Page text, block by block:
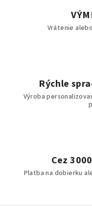
Vrátenie
Rýchle
Výroba
Cez
Platba na dobierku